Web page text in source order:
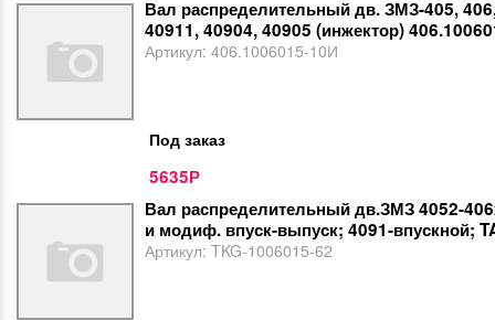
Вал распределительный дв. ЗМЗ-405,
40911, 40904, 40905 (инжектор)
Артикул: 406.1006015-10И
Под заказ
5635Р
Вал распределительный дв.ЗМЗ 4052-
и модиф. впуск-выпуск; 4091-впускной;
Артикул: TKG-1006015-62